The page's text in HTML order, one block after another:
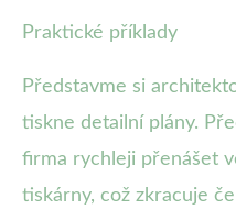
Praktické příklady
Představme si
tiskne detailní plány.
firma rychleji přenášet
tiskárny, což zkracuje